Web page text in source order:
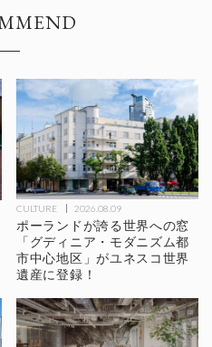
CULTURE 2026.08.09
ポーランドが誇る世界への窓
「グディニア・モダニズム都
市中心地区」がユネスコ世界
遺産に登録！